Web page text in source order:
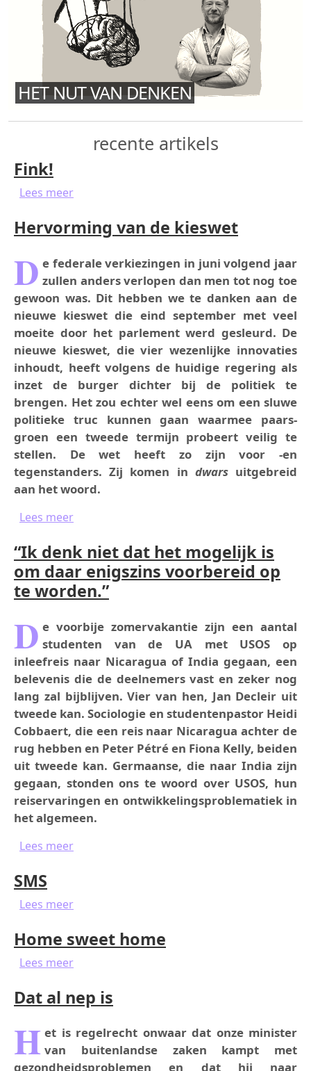
HET NUT VAN DENKEN
recente artikels
Fink!
Lees meerover Fink!
Hervorming van de kieswet
D e federale verkiezingen in juni volgend jaar
zullen anders verlopen dan men tot nog toe
gewoon was. Dit hebben we te danken aan de
nieuwe kieswet die eind september met veel
moeite door het parlement werd gesleurd. De
nieuwe kieswet, die vier wezenlijke innovaties
inhoudt, heeft volgens de huidige regering als
inzet de burger dichter bij de politiek te
brengen. Het zou echter wel eens om een sluwe
politieke truc kunnen gaan waarmee paars-
groen een tweede termijn probeert veilig te
stellen. De wet heeft zo zijn voor -en
tegenstanders. Zij komen in dwarsuitgebreid
aan het woord.
Lees meerover Hervorming van de kieswet
“Ik denk niet dat het mogelijk is
om daar enigszins voorbereid op
te worden.”
D e voorbije zomervakantie zijn een aantal
studenten van de UA met USOS op
inleefreis naar Nicaragua of India gegaan, een
belevenis die de deelnemers vast en zeker nog
lang zal bijblijven. Vier van hen, Jan Decleir uit
tweede kan. Sociologie en studentenpastor Heidi
Cobbaert, die een reis naar Nicaragua achter de
rug hebben en Peter Pétré en Fiona Kelly, beiden
uit tweede kan. Germaanse, die naar India zijn
gegaan, stonden ons te woord over USOS, hun
reiservaringen en ontwikkelingsproblematiek in
het algemeen.
Lees meerover “Ik denk niet dat het mogelijk is om
SMS
Lees meerover SMS
Home sweet home
Lees meerover Home sweet home
Dat al nep is
H et is regelrecht onwaar dat onze minister
van buitenlandse zaken kampt met
gezondheidsproblemen en dat hij naar